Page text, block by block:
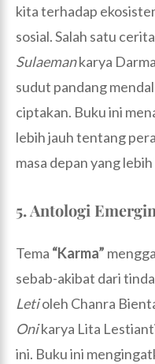
kita terhadap
sosial. Salah satu
Sulaemankarya
sudut pandang
ciptakan. Buku ini
lebih jauh tentang
masa depan yang lebih
5. Antologi
Tema “Karma”
sebab-akibat dari
Letioleh Chanra
Onikarya Lita
ini. Buku ini